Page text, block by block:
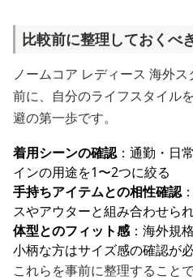
比較前に整理しておくべ
ノームコア レディース 海外
前に、自分のライフスタイル
避の第一歩です。
着用シーンの確認：通勤・日
インの用途を1〜2つに絞る
手持ちアイテムとの相性確認
スやアウターと組み合わせら
体型とのフィット感：海外規
小柄な方はサイズ感の確認が
これらを事前に整理すること